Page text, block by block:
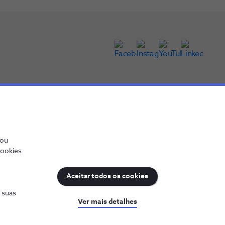
Aceitar todos os cookies
Ver mais detalhes